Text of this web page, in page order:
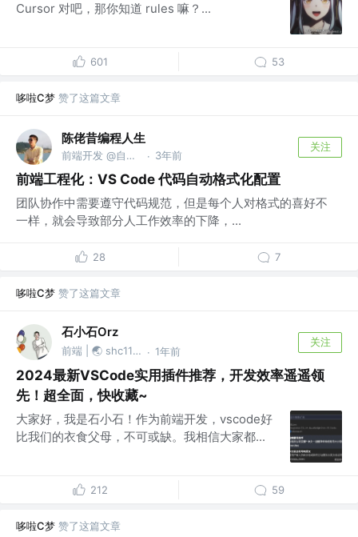
Cursor 对吧，那你知道 rules 嘛？...
601 53
哆啦C梦 赞了这篇文章
陈佬昔编程人生
前端开发 @自由人 · 3年前
关注
前端工程化：VS Code 代码自动格式化配置
团队协作中需要遵守代码规范，但是每个人对格式的喜好不
一样，就会导致部分人工作效率的下降，...
28 7
哆啦C梦 赞了这篇文章
石小石Orz
前端 | 🌏 shc1139874527 · 1年前
关注
2024最新VSCode实用插件推荐，开发效率遥遥领
先！超全面，快收藏~
大家好，我是石小石！作为前端开发，vscode好
比我们的衣食父母，不可或缺。我相信大家都...
212 59
哆啦C梦 赞了这篇文章